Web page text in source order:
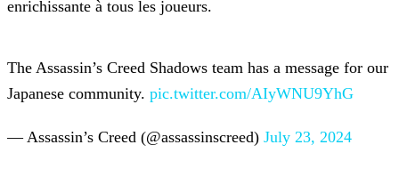
enrichissante à tous les joueurs.
The Assassin’s Creed Shadows team has a message for our
Japanese community. pic.twitter.com/AIyWNU9YhG
— Assassin’s Creed (@assassinscreed) July 23, 2024